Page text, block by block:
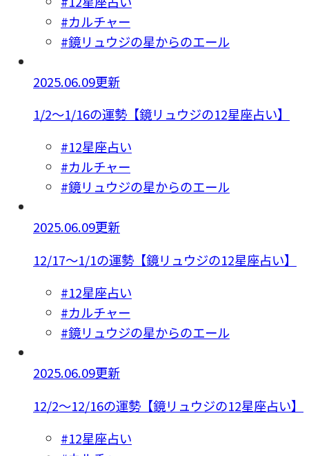
#カルチャー
#鏡リュウジの星からのエール
2025.06.09更新
1/2～1/16の運勢【鏡リュウジの12星座占い】
#12星座占い
#カルチャー
#鏡リュウジの星からのエール
2025.06.09更新
12/17～1/1の運勢【鏡リュウジの12星座占い】
#12星座占い
#カルチャー
#鏡リュウジの星からのエール
2025.06.09更新
12/2～12/16の運勢【鏡リュウジの12星座占い】
#12星座占い